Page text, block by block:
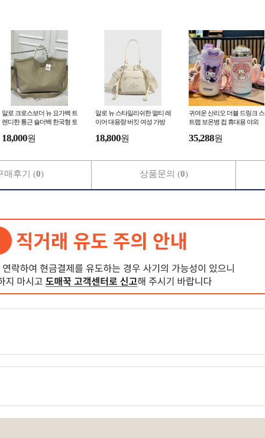
알로 크로스보더 뉴 요가백 트
렌디한 통근 숄더백 한국형 토
18,000원
알로 뉴 스타일리쉬한 멀티 레
이어 대용량 버킷 여성 가방
18,800원
귀여운 산리오 더블 드링크 스
트랩 보온병 컵 휴대용 야외
35,288원
매후기 (0) 상품문의 (0)